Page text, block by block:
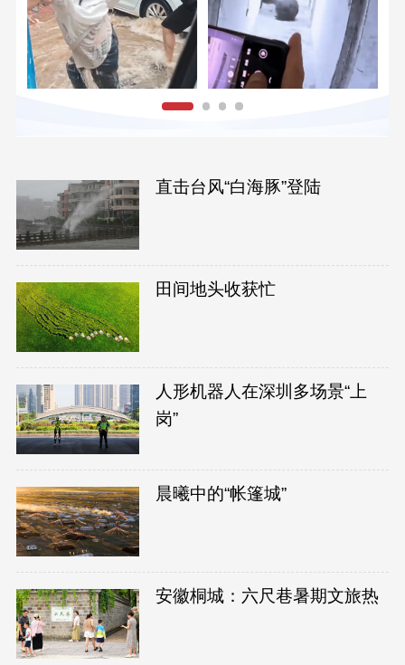
直击台风“白海豚”登陆
田间地头收获忙
人形机器人在深圳多场景“上
岗”
晨曦中的“帐篷城”
安徽桐城：六尺巷暑期文旅热